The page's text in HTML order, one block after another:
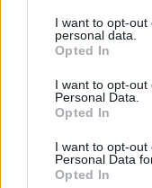
I want to opt-
personal data.
Opted In
I want to opt-out
Personal Data.
Opted In
I want to opt-
Personal Data
Opted In
dienos kalorijų
sąlygomis“, –
Jis teigia, kad
metus įmonė
vaikams